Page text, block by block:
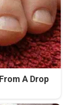
A Drop